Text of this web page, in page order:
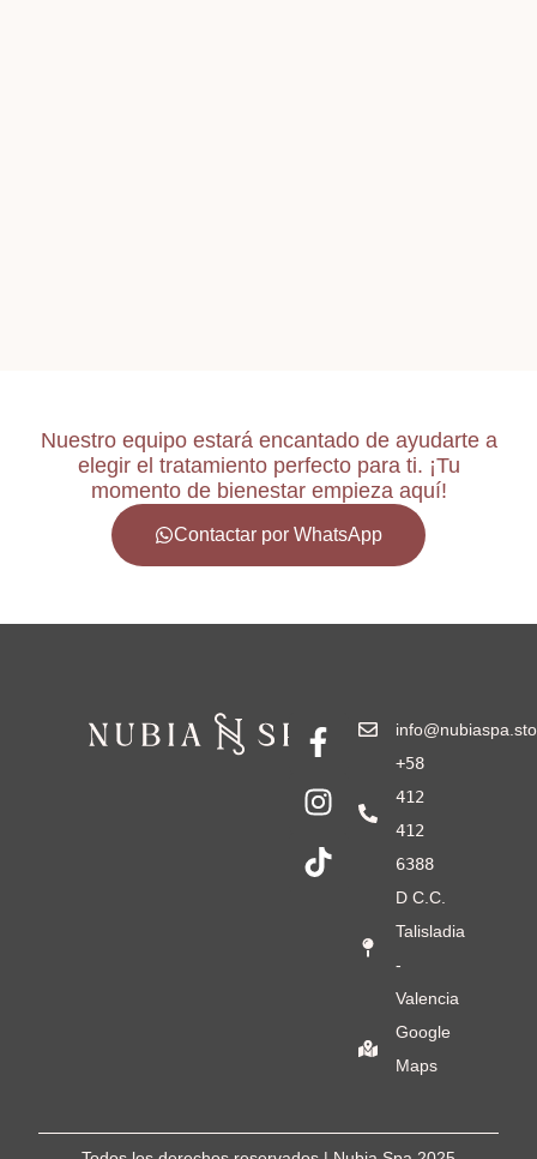
Nuestro equipo estará encantado de ayudarte a
elegir el tratamiento perfecto para ti. ¡Tu
momento de bienestar empieza aquí!
Contactar por WhatsApp
+58
412
412
6388
D C.C.
Talisladia
-
Valencia
Google
Maps